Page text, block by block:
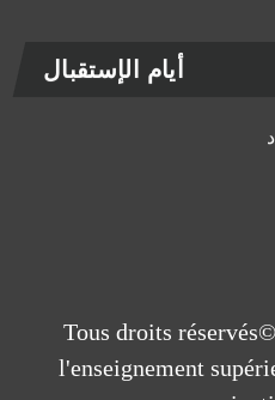
أيام الإستقبال
Tous droits
l'enseignement